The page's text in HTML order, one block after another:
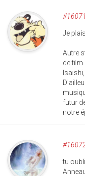
#16071
Je
Autre
de film
futur
notre
tu